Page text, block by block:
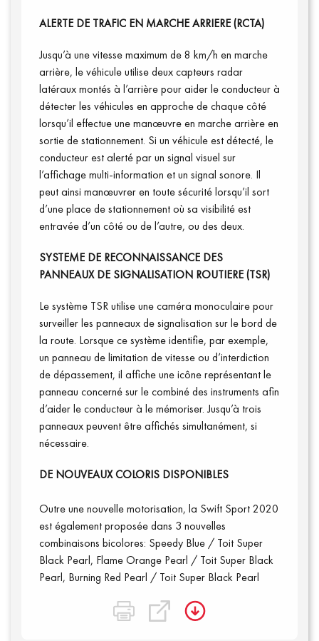
ALERTE DE TRAFIC EN MARCHE ARRIERE (RCTA)
Jusqu’à une vitesse maximum de 8 km/h en marche
arrière, le véhicule utilise deux capteurs radar
latéraux montés à l’arrière pour aider le conducteur à
détecter les véhicules en approche de chaque côté
lorsqu’il effectue une manœuvre en marche arrière en
sortie de stationnement. Si un véhicule est détecté, le
conducteur est alerté par un signal visuel sur
l’affichage multi-information et un signal sonore. Il
peut ainsi manœuvrer en toute sécurité lorsqu’il sort
d’une place de stationnement où sa visibilité est
entravée d’un côté ou de l’autre, ou des deux.
SYSTEME DE RECONNAISSANCE DES
PANNEAUX DE SIGNALISATION ROUTIERE (TSR)
Le système TSR utilise une caméra monoculaire pour
surveiller les panneaux de signalisation sur le bord de
la route. Lorsque ce système identifie, par exemple,
un panneau de limitation de vitesse ou d’interdiction
de dépassement, il affiche une icône représentant le
panneau concerné sur le combiné des instruments afin
d’aider le conducteur à le mémoriser. Jusqu’à trois
panneaux peuvent être affichés simultanément, si
nécessaire.
DE NOUVEAUX COLORIS DISPONIBLES
Outre une nouvelle motorisation, la Swift Sport 2020
est également proposée dans 3 nouvelles
combinaisons bicolores: Speedy Blue / Toit Super
Black Pearl, Flame Orange Pearl / Toit Super Black
Pearl, Burning Red Pearl / Toit Super Black Pearl